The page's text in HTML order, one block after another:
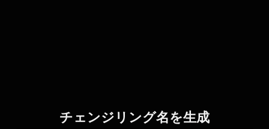
チェンジリング名を生成